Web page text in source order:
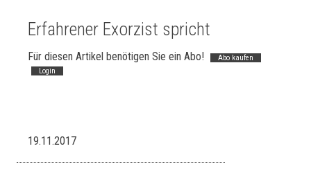
Erfahrener Exorzist spricht
Für diesen Artikel benötigen Sie ein Abo!
Abo kaufen
Login
19.11.2017